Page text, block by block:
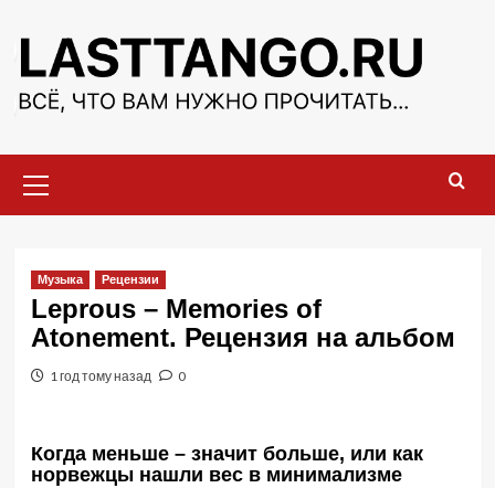
содержимому
меню
Музыка Рецензии
Leprous – Memories of
Atonement. Рецензия на альбом
1 год тому назад 0
Когда меньше – значит больше, или как
норвежцы нашли вес в минимализме